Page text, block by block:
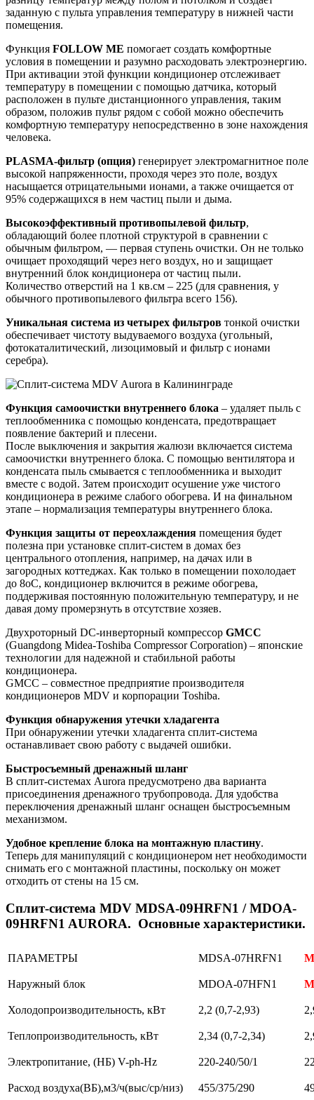
заданную с пульта управления температуру в нижней части
помещения.
Функция FOLLOW ME помогает создать комфортные
условия в помещении и разумно расходовать электроэнергию.
При активации этой функции кондиционер отслеживает
температуру в помещении с помощью датчика, который
расположен в пульте дистанционного управления, таким
образом, положив пульт рядом с собой можно обеспечить
комфортную температуру непосредственно в зоне нахождения
человека.
PLASMA-фильтр (опция) генерирует электромагнитное поле
высокой напряженности, проходя через это поле, воздух
насыщается отрицательными ионами, а также очищается от
95% содержащихся в нем частиц пыли и дыма.
Высокоэффективный противопылевой фильтр,
обладающий более плотной структурой в сравнении с
обычным фильтром, — первая ступень очистки. Он не только
очищает проходящий через него воздух, но и защищает
внутренний блок кондиционера от частиц пыли.
Количество отверстий на 1 кв.см – 225 (для сравнения, у
обычного противопылевого фильтра всего 156).
Уникальная система из четырех фильтров тонкой очистки
обеспечивает чистоту выдуваемого воздуха (угольный,
фотокаталитический, лизоцимовый и фильтр с ионами
серебра).
Функция самоочистки внутреннего блока – удаляет пыль с
теплообменника с помощью конденсата, предотвращает
появление бактерий и плесени.
После выключения и закрытия жалюзи включается система
самоочистки внутреннего блока. С помощью вентилятора и
конденсата пыль смывается с теплообменника и выходит
вместе с водой. Затем происходит осушение уже чистого
кондиционера в режиме слабого обогрева. И на финальном
этапе – нормализация температуры внутреннего блока.
Функция защиты от переохлаждения помещения будет
полезна при установке сплит-систем в домах без
центрального отопления, например, на дачах или в
загородных коттеджах. Как только в помещении похолодает
до 8оС, кондиционер включится в режиме обогрева,
поддерживая постоянную положительную температуру, и не
давая дому промерзнуть в отсутствие хозяев.
Двухроторный DC-инверторный компрессор GMCC
(Guangdong Midea-Toshiba Compressor Corporation) – японские
технологии для надежной и стабильной работы
кондиционера.
GMCC – совместное предприятие производителя
кондиционеров MDV и корпорации Toshiba.
Функция обнаружения утечки хладагента
При обнаружении утечки хладагента сплит-система
останавливает свою работу с выдачей ошибки.
Быстросъемный дренажный шланг
В сплит-системах Aurora предусмотрено два варианта
присоединения дренажного трубопровода. Для удобства
переключения дренажный шланг оснащен быстросъемным
механизмом.
Удобное крепление блока на монтажную пластину.
Теперь для манипуляций с кондиционером нет необходимости
снимать его с монтажной пластины, поскольку он может
отходить от стены на 15 см.
Сплит-система MDV MDSA-09HRFN1 / MDOA-
09HRFN1 AURORA. Основные характеристики.
ПАРАМЕТРЫ MDSA-07HRFN1
Наружный блок MDOA-07HFN1
Холодопроизводительность, кВт 2,2 (0,7-2,93)
Теплопроизводительность, кВт 2,34 (0,7-2,34)
Электропитание, (НБ) V-ph-Hz 220-240/50/1
Расход воздуха(ВБ),м3/ч(выс/ср/низ) 455/375/290